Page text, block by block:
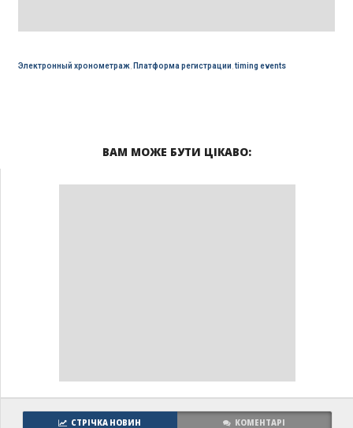
Электронный хронометраж, Платформа регистрации timing events
ВАМ МОЖЕ БУТИ ЦІКАВО:
СТРІЧКА НОВИН КОМЕНТАРІ